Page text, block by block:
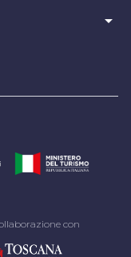
arrow_drop_down
con